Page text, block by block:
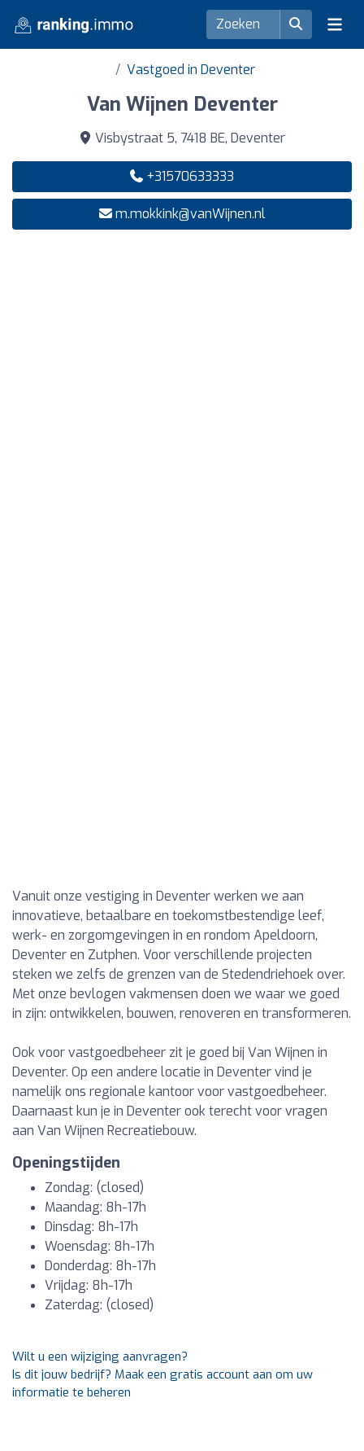
Vastgoed in Deventer
Van Wijnen Deventer
Visbystraat 5, 7418 BE, Deventer
+31570633333
m.mokkink@vanWijnen.nl
Vanuit onze vestiging in Deventer werken we aan
innovatieve, betaalbare en toekomstbestendige leef,
werk- en zorgomgevingen in en rondom Apeldoorn,
Deventer en Zutphen. Voor verschillende projecten
steken we zelfs de grenzen van de Stedendriehoek over.
Met onze bevlogen vakmensen doen we waar we goed
in zijn: ontwikkelen, bouwen, renoveren en transformeren.
Ook voor vastgoedbeheer zit je goed bij Van Wijnen in
Deventer. Op een andere locatie in Deventer vind je
namelijk ons regionale kantoor voor vastgoedbeheer.
Daarnaast kun je in Deventer ook terecht voor vragen
aan Van Wijnen Recreatiebouw.
Openingstijden
Zondag: (closed)
Maandag: 8h-17h
Dinsdag: 8h-17h
Woensdag: 8h-17h
Donderdag: 8h-17h
Vrijdag: 8h-17h
Zaterdag: (closed)
Wilt u een wijziging aanvragen?
Is dit jouw bedrijf? Maak een gratis account aan om uw
informatie te beheren